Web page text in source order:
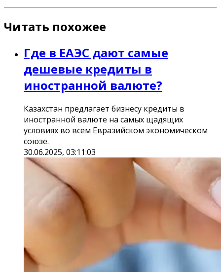
Читать похожее
Где в ЕАЭС дают самые
дешевые кредиты в
иностранной валюте?
Казахстан предлагает бизнесу кредиты в
иностранной валюте на самых щадящих
условиях во всем Евразийском экономическом
союзе.
30.06.2025, 03:11:03